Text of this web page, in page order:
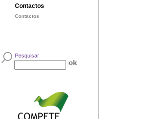
Contactos
Contactos
Pesquisar